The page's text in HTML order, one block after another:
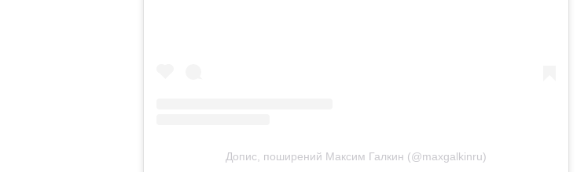
Допис, поширений Максим Галкин (@maxgalkinru)